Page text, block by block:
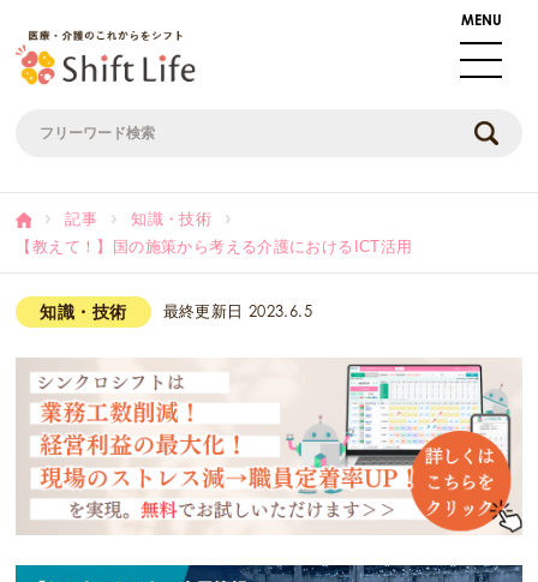
記事
知識・技術
【教えて！】国の施策から考える介護におけるICT活用
知識・技術 最終更新日 2023.6.5